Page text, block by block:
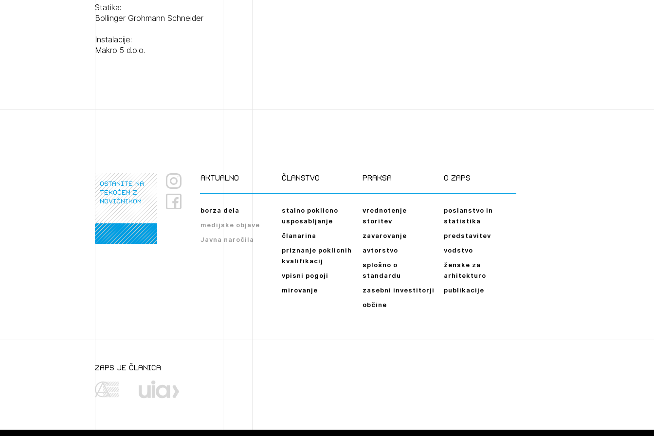
Vprašanja in odgovori
Statika:
Bollinger Grohmann Schneider
Instalacije:
Makro 5 d.o.o.
ostanite na
tekočem z
novičnikom
aktualno
borza dela
medijske objave
Javna naročila
članstvo
stalno poklicno
usposabljanje
članarina
priznanje poklicnih
kvalifikacij
vpisni pogoji
mirovanje
praksa
vrednotenje
storitev
zavarovanje
avtorstvo
splošno o
standardu
zasebni investitorji
občine
O zaps
poslanstvo in
statistika
predstavitev
vodstvo
ženske za
arhitekturo
publikacije
zaps je članica